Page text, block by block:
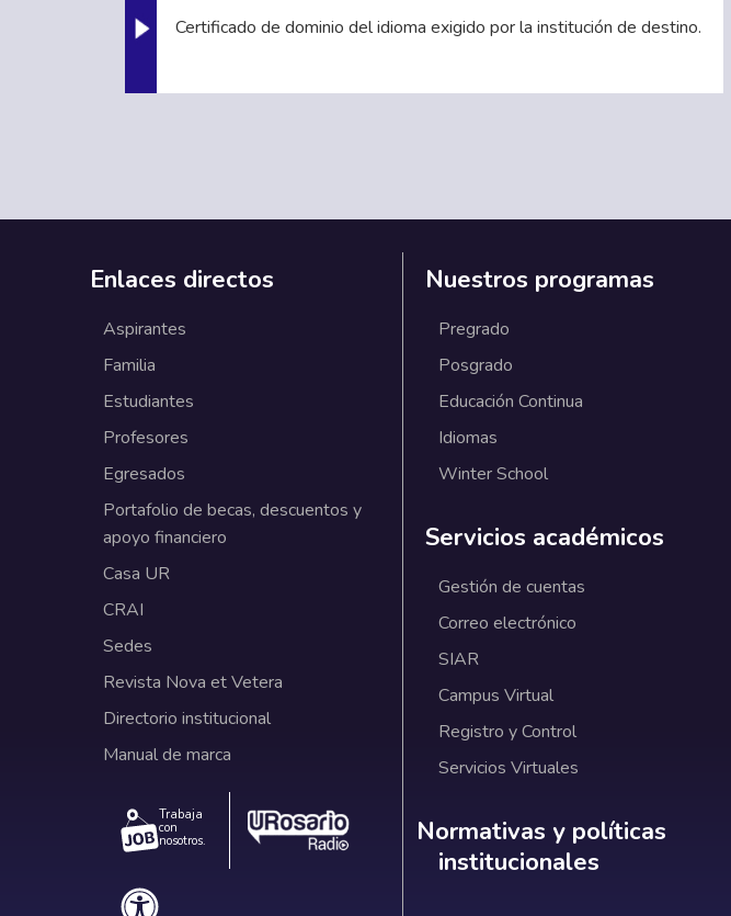
Certificado de dominio del idioma exigido por la institución de destino.
Enlaces directos
Aspirantes
Familia
Estudiantes
Profesores
Egresados
Portafolio de becas, descuentos y
apoyo financiero
Casa UR
CRAI
Sedes
Revista Nova et Vetera
Directorio institucional
Manual de marca
Trabaja
con
nosotros.
Nuestros programas
Pregrado
Posgrado
Educación Continua
Idiomas
Winter School
Servicios académicos
Gestión de cuentas
Correo electrónico
SIAR
Campus Virtual
Registro y Control
Servicios Virtuales
Normativas y políticas
Normativas y políticas
institucionales